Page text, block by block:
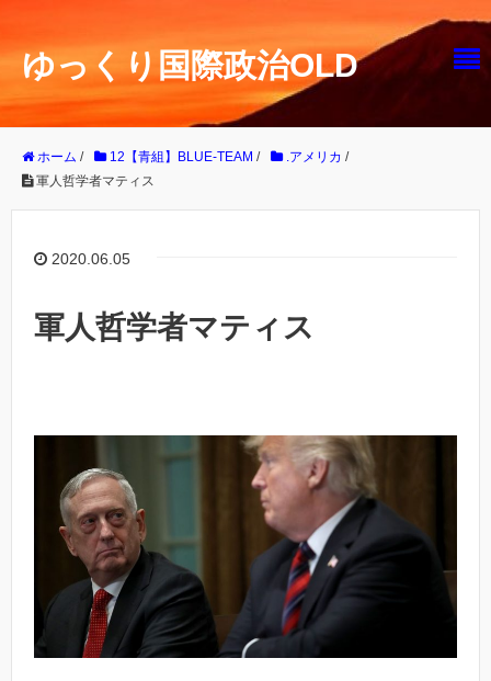
ゆっくり国際政治OLD
ホーム / 12【青組】BLUE-TEAM / .アメリカ /
軍人哲学者マティス
2020.06.05
軍人哲学者マティス